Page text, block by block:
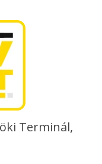
Terminál,